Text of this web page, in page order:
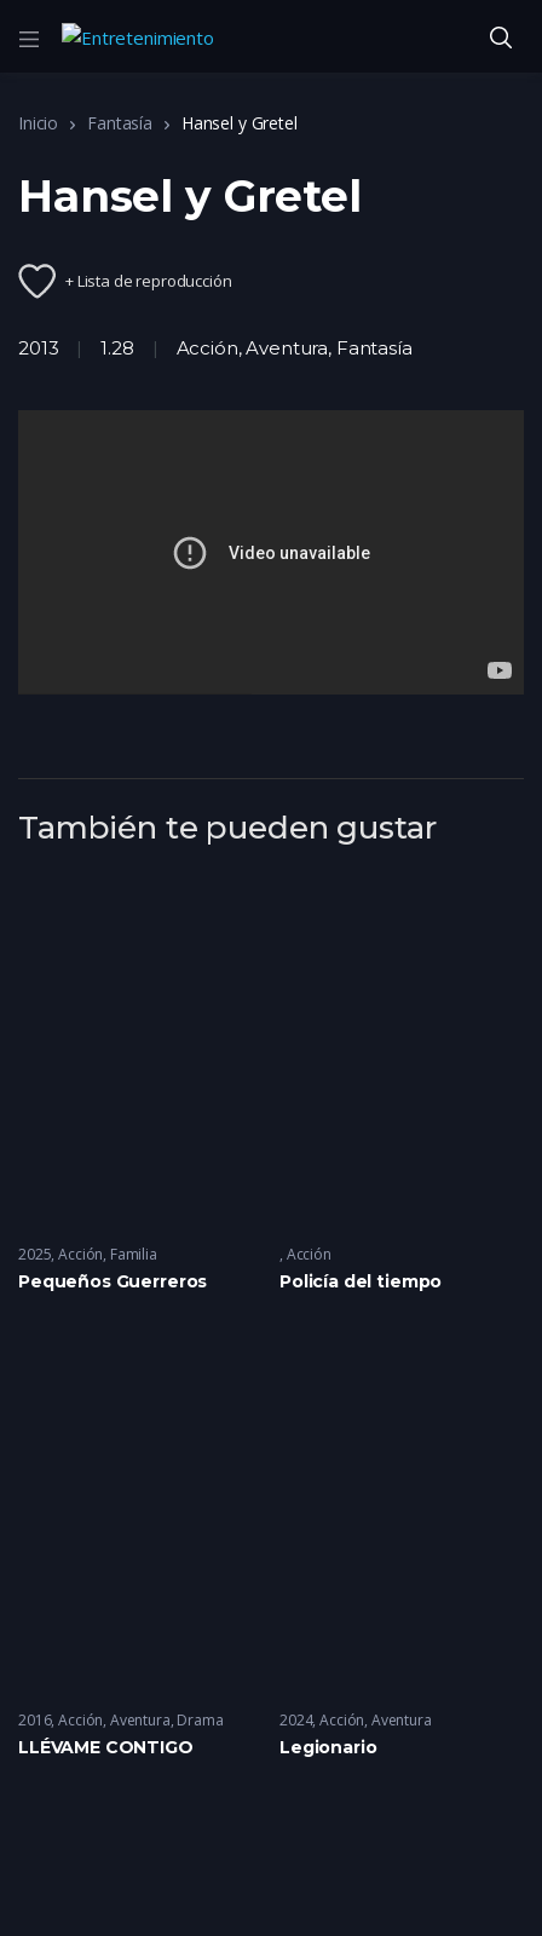
Inicio Fantasía Hansel y Gretel
Hansel y Gretel
+ Lista de reproducción
2013 1.28 Acción,Aventura, Fantasía
También te pueden gustar
2025 Acción, Familia
Pequeños Guerreros
Acción
Policía del tiempo
2016 Acción, Aventura, Drama
LLÉVAME CONTIGO
2024 Acción, Aventura
Legionario